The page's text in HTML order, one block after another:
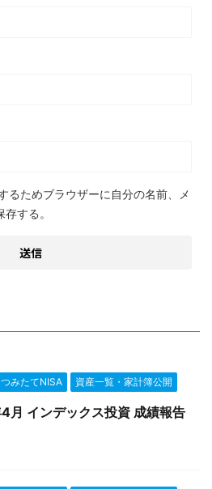
るためブラウザーに自分の名前、メ
する。
つみたてNISA 資産一覧・家計簿公開
月 インデックス投資 成績報告